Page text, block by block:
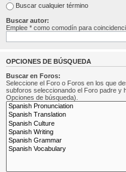
Buscar cualquier término
Buscar autor:
Emplee * como comodín para
OPCIONES DE BÚSQUEDA
Buscar en Foros:
Seleccione el Foro o Foros en los que
subforos seleccionando el Foro padre y
Opciones de búsqueda).